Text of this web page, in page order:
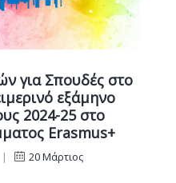
για Σπουδές στο
εξάμηνο
2024-25 στο
Erasmus+
|
20 Μάρτιος